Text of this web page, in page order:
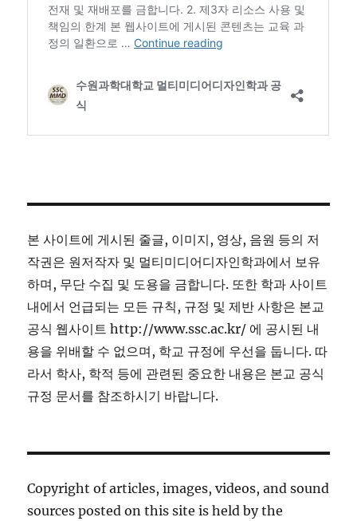
본 사이트에 게시된 줄글, 이미지, 영상, 음원 등의 저
작권은 원저작자 및 멀티미디어디자인학과에서 보유
하며, 무단 수집 및 도용을 금합니다. 또한 학과 사이트
내에서 언급되는 모든 규칙, 규정 및 제반 사항은 본교
공식 웹사이트 http://www.ssc.ac.kr/ 에 공시된 내
용을 위배할 수 없으며, 학교 규정에 우선을 둡니다. 따
라서 학사, 학적 등에 관련된 중요한 내용은 본교 공식
규정 문서를 참조하시기 바랍니다.
Copyright of articles, images, videos, and sound
sources posted on this site is held by the